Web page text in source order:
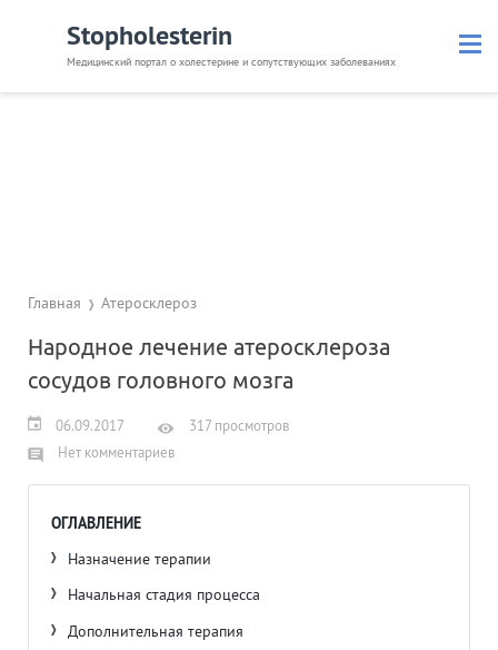
Stopholesterin
Медицинский портал о холестерине и сопутствующих заболеваниях
Главная Атеросклероз
Народное лечение атеросклероза
сосудов головного мозга
06.09.2017
317 просмотров
Нет комментариев
ОГЛАВЛЕНИЕ
Назначение терапии
Начальная стадия процесса
Дополнительная терапия